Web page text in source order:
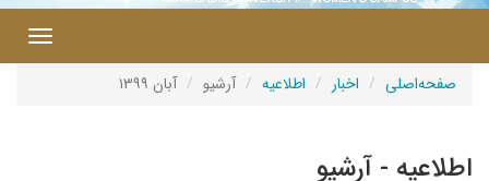
صفحه‌اصلی اخبار اطلاعیه آرشیو آبان ۱۳۹۹
اطلاعیه - آرشیو